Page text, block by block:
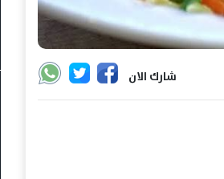
شارك الان